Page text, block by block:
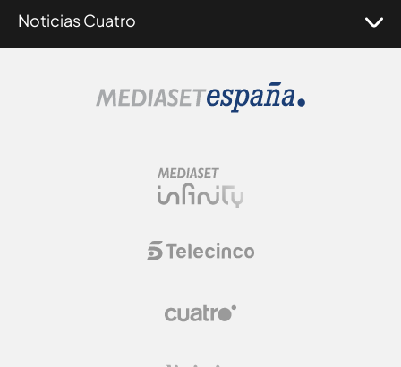
Noticias Cuatro